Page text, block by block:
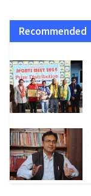
Recommended